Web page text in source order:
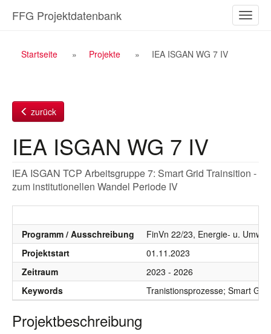
Inhalt
ein-/
FFG Projektdatenbank
Breadcrumb
Startseite Projekte IEA ISGAN WG 7 IV
zurück
IEA ISGAN WG 7 IV
IEA ISGAN TCP Arbeitsgruppe 7: Smart Grid Trainsition -
zum institutionellen Wandel Periode IV
Programm / Ausschreibung
FinVn 22/23, Energie- u.
Projektstart
01.11.2023
Zeitraum
2023 - 2026
Keywords
Tranistionsprozesse; Smart
Projektbeschreibung